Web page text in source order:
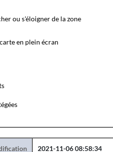
ou s'éloigner de la zone
en plein écran
2021-11-06 08:58:34